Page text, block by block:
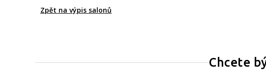
Zpět na výpis salonů
Chcete